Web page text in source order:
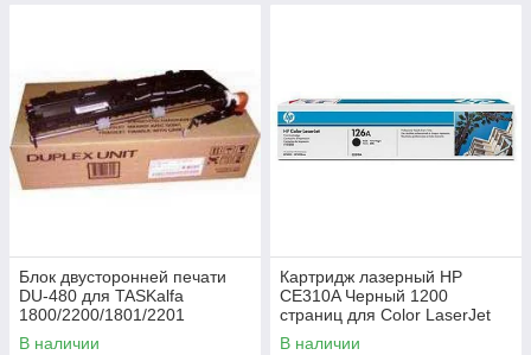
Блок двусторонней печати
DU-480 для TASKalfa
1800/2200/1801/2201
1203P90UN0
В наличии
Картридж лазерный HP
CE310A Черный 1200
страниц для Color LaserJet
CP1025
В наличии